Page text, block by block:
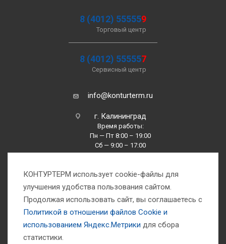
8 (4012) 555559
Торговый центр
8 (4012) 555557
Сервисный центр
info@konturterm.ru
г. Калининград
Время работы:
Пн — Пт 8:00 – 19:00
Сб — 9:00 – 17:00
Вс —10:00 – 16:00
1993-2026 © Компания «Контуртерм» — инженерно-торговый центр
КОНТУРТЕРМ использует cookie-файлы для
улучшения удобства пользования сайтом.
Продолжая использовать сайт, вы соглашаетесь с
Политикой в отношении файлов Сookie и
использованием Яндекс.Метрики для сбора
статистики.